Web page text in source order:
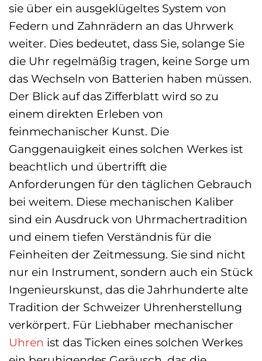
sie über ein ausgeklügeltes System von
Federn und Zahnrädern an das Uhrwerk
weiter. Dies bedeutet, dass Sie, solange Sie
die Uhr regelmäßig tragen, keine Sorge um
das Wechseln von Batterien haben müssen.
Der Blick auf das Zifferblatt wird so zu
einem direkten Erleben von
feinmechanischer Kunst. Die
Ganggenauigkeit eines solchen Werkes ist
beachtlich und übertrifft die
Anforderungen für den täglichen Gebrauch
bei weitem. Diese mechanischen Kaliber
sind ein Ausdruck von Uhrmachertradition
und einem tiefen Verständnis für die
Feinheiten der Zeitmessung. Sie sind nicht
nur ein Instrument, sondern auch ein Stück
Ingenieurskunst, das die Jahrhunderte alte
Tradition der Schweizer Uhrenherstellung
verkörpert. Für Liebhaber mechanischer
Uhren ist das Ticken eines solchen Werkes